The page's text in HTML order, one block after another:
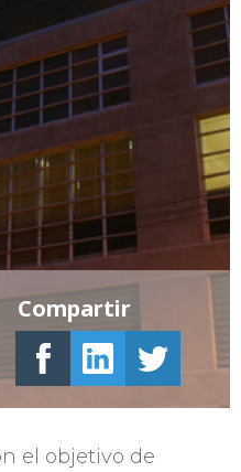
el objetivo de
Compartir